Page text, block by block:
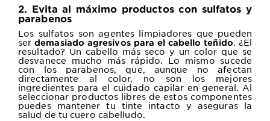
2. Evita al máximo productos con sulfatos y
parabenos
Los sulfatos son agentes limpiadores que pueden
serdemasiado agresivos para el cabello teñido. ¿El
resultado? Un cabello más seco y un color que se
desvanece mucho más rápido. Lo mismo sucede
con los parabenos, que, aunque no afectan
directamente al color, no son los mejores
ingredientes para el cuidado capilar en general. Al
seleccionar productos libres de estos componentes
puedes mantener tu tinte intacto y aseguras la
salud de tu cuero cabelludo.